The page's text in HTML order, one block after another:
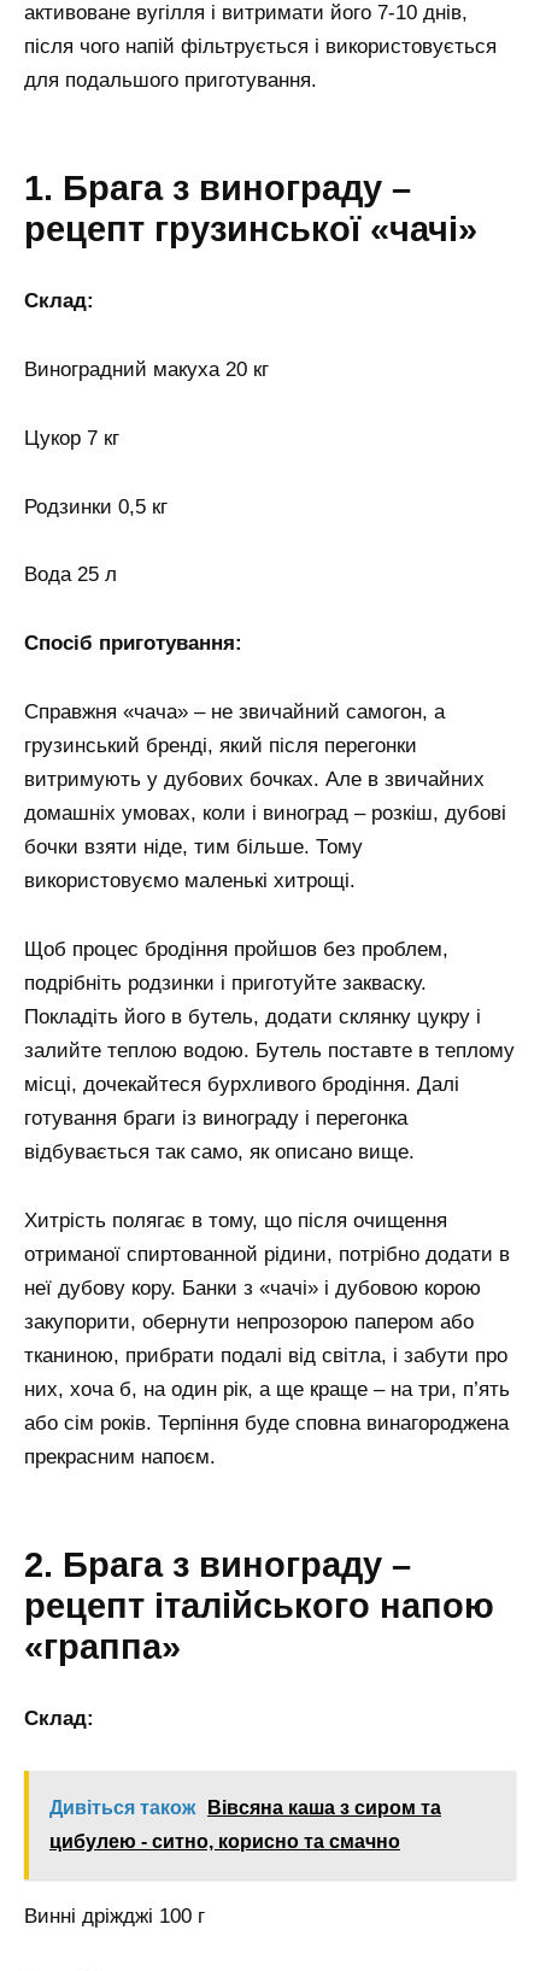
активоване вугілля і витримати його 7-10 днів,
після чого напій фільтрується і використовується
для подальшого приготування.
1. Брага з винограду –
рецепт грузинської «чачі»
Склад:
Виноградний макуха 20 кг
Цукор 7 кг
Родзинки 0,5 кг
Вода 25 л
Спосіб приготування:
Справжня «чача» – не звичайний самогон, а
грузинський бренді, який після перегонки
витримують у дубових бочках. Але в звичайних
домашніх умовах, коли і виноград – розкіш, дубові
бочки взяти ніде, тим більше. Тому
використовуємо маленькі хитрощі.
Щоб процес бродіння пройшов без проблем,
подрібніть родзинки і приготуйте закваску.
Покладіть його в бутель, додати склянку цукру і
залийте теплою водою. Бутель поставте в теплому
місці, дочекайтеся бурхливого бродіння. Далі
готування браги із винограду і перегонка
відбувається так само, як описано вище.
Хитрість полягає в тому, що після очищення
отриманої спиртованной рідини, потрібно додати в
неї дубову кору. Банки з «чачі» і дубовою корою
закупорити, обернути непрозорою папером або
тканиною, прибрати подалі від світла, і забути про
них, хоча б, на один рік, а ще краще – на три, п’ять
або сім років. Терпіння буде сповна винагороджена
прекрасним напоєм.
2. Брага з винограду –
рецепт італійського напою
«граппа»
Склад:
Дивіться також
Вівсяна каша з сиром та
цибулею - ситно, корисно та смачно
Винні дріжджі 100 г